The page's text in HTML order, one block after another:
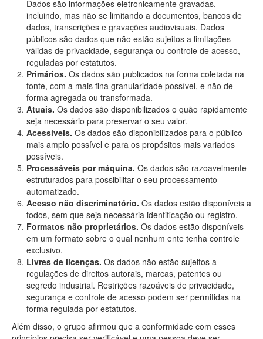
Dados são informações eletronicamente gravadas,
incluindo, mas não se limitando a documentos, bancos de
dados, transcrições e gravações audiovisuais. Dados
públicos são dados que não estão sujeitos a limitações
válidas de privacidade, segurança ou controle de acesso,
reguladas por estatutos.
Primários. Os dados são publicados na forma coletada na
fonte, com a mais fina granularidade possível, e não de
forma agregada ou transformada.
Atuais. Os dados são disponibilizados o quão rapidamente
seja necessário para preservar o seu valor.
Acessíveis. Os dados são disponibilizados para o público
mais amplo possível e para os propósitos mais variados
possíveis.
Processáveis por máquina. Os dados são razoavelmente
estruturados para possibilitar o seu processamento
automatizado.
Acesso não discriminatório. Os dados estão disponíveis a
todos, sem que seja necessária identificação ou registro.
Formatos não proprietários. Os dados estão disponíveis
em um formato sobre o qual nenhum ente tenha controle
exclusivo.
Livres de licenças. Os dados não estão sujeitos a
regulações de direitos autorais, marcas, patentes ou
segredo industrial. Restrições razoáveis de privacidade,
segurança e controle de acesso podem ser permitidas na
forma regulada por estatutos.
Além disso, o grupo afirmou que a conformidade com esses